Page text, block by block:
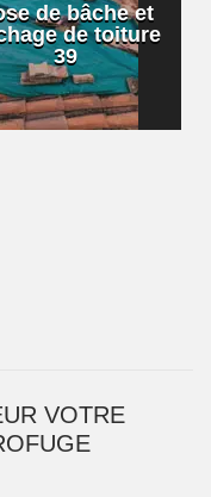
de bâche et
de toiture
39
VOTRE